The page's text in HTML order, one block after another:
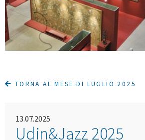
TORNA AL MESE DI LUGLIO 2025
13.07.2025
Udin&Jazz 2025